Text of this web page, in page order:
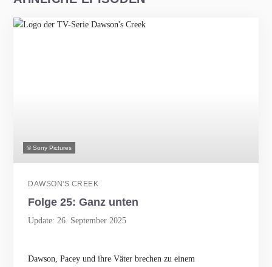
© Sony Pictures
DAWSON'S CREEK
Folge 25: Ganz unten
Update: 26. September 2025
Dawson, Pacey und ihre Väter brechen zu einem